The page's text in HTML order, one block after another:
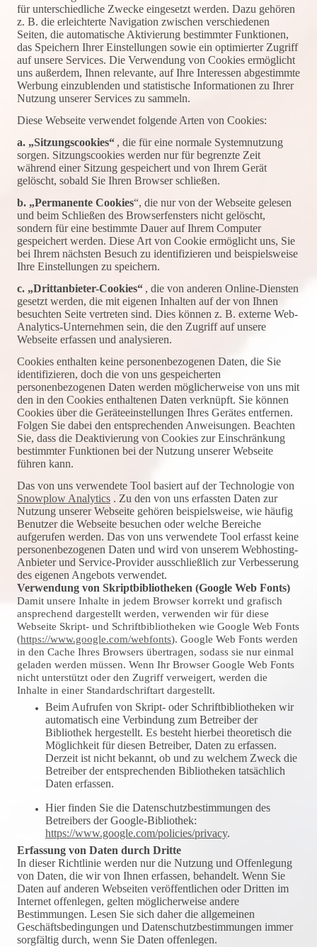
für unterschiedliche Zwecke eingesetzt werden. Dazu gehören
z. B. die erleichterte Navigation zwischen verschiedenen
Seiten, die automatische Aktivierung bestimmter Funktionen,
das Speichern Ihrer Einstellungen sowie ein optimierter Zugriff
auf unsere Services. Die Verwendung von Cookies ermöglicht
uns außerdem, Ihnen relevante, auf Ihre Interessen abgestimmte
Werbung einzublenden und statistische Informationen zu Ihrer
Nutzung unserer Services zu sammeln.
Diese Webseite verwendet folgende Arten von Cookies:
a. „Sitzungscookies“ , die für eine normale Systemnutzung
sorgen. Sitzungscookies werden nur für begrenzte Zeit
während einer Sitzung gespeichert und von Ihrem Gerät
gelöscht, sobald Sie Ihren Browser schließen.
b. „Permanente Cookies“, die nur von der Webseite gelesen
und beim Schließen des Browserfensters nicht gelöscht,
sondern für eine bestimmte Dauer auf Ihrem Computer
gespeichert werden. Diese Art von Cookie ermöglicht uns, Sie
bei Ihrem nächsten Besuch zu identifizieren und beispielsweise
Ihre Einstellungen zu speichern.
c. „Drittanbieter-Cookies“ , die von anderen Online-Diensten
gesetzt werden, die mit eigenen Inhalten auf der von Ihnen
besuchten Seite vertreten sind. Dies können z. B. externe Web-
Analytics-Unternehmen sein, die den Zugriff auf unsere
Webseite erfassen und analysieren.
Cookies enthalten keine personenbezogenen Daten, die Sie
identifizieren, doch die von uns gespeicherten
personenbezogenen Daten werden möglicherweise von uns mit
den in den Cookies enthaltenen Daten verknüpft. Sie können
Cookies über die Geräteeinstellungen Ihres Gerätes entfernen.
Folgen Sie dabei den entsprechenden Anweisungen. Beachten
Sie, dass die Deaktivierung von Cookies zur Einschränkung
bestimmter Funktionen bei der Nutzung unserer Webseite
führen kann.
Das von uns verwendete Tool basiert auf der Technologie von
Snowplow Analytics . Zu den von uns erfassten Daten zur
Nutzung unserer Webseite gehören beispielsweise, wie häufig
Benutzer die Webseite besuchen oder welche Bereiche
aufgerufen werden. Das von uns verwendete Tool erfasst keine
personenbezogenen Daten und wird von unserem Webhosting-
Anbieter und Service-Provider ausschließlich zur Verbesserung
des eigenen Angebots verwendet.
Verwendung von Skriptbibliotheken (Google Web Fonts)
Damit unsere Inhalte in jedem Browser korrekt und grafisch
ansprechend dargestellt werden, verwenden wir für diese
Webseite Skript- und Schriftbibliotheken wie Google Web Fonts
(https://www.google.com/webfonts). Google Web Fonts werden
in den Cache Ihres Browsers übertragen, sodass sie nur einmal
geladen werden müssen. Wenn Ihr Browser Google Web Fonts
nicht unterstützt oder den Zugriff verweigert, werden die
Inhalte in einer Standardschriftart dargestellt.
Beim Aufrufen von Skript- oder Schriftbibliotheken wir
automatisch eine Verbindung zum Betreiber der
Bibliothek hergestellt. Es besteht hierbei theoretisch die
Möglichkeit für diesen Betreiber, Daten zu erfassen.
Derzeit ist nicht bekannt, ob und zu welchem Zweck die
Betreiber der entsprechenden Bibliotheken tatsächlich
Daten erfassen.
Hier finden Sie die Datenschutzbestimmungen des
Betreibers der Google-Bibliothek:
https://www.google.com/policies/privacy.
Erfassung von Daten durch Dritte
In dieser Richtlinie werden nur die Nutzung und Offenlegung
von Daten, die wir von Ihnen erfassen, behandelt. Wenn Sie
Daten auf anderen Webseiten veröffentlichen oder Dritten im
Internet offenlegen, gelten möglicherweise andere
Bestimmungen. Lesen Sie sich daher die allgemeinen
Geschäftsbedingungen und Datenschutzbestimmungen immer
sorgfältig durch, wenn Sie Daten offenlegen.